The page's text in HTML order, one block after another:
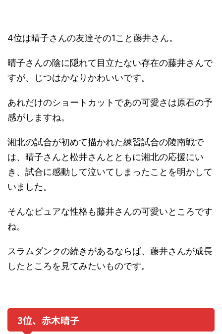
4位は晴子さんの友達その1こと藤井さん。
晴子さんの陰に隠れて目立たない存在の藤井さんで
すが、じつはかなりかわいいです。
あれだけのショートカットであの可愛さは原石の予
感がしますね。
湘北の試合が初めて描かれた練習試合の陵南戦で
は、晴子さんと松井さんとともに湘北の応援にい
き、試合に感動して泣いてしまったことを明かして
いました。
そんなピュアな性格も藤井さんの可愛いところです
ね。
スラムダンクの続きがあるならば、藤井さんが成長
したところを見てみたいものです。
3位、赤木晴子